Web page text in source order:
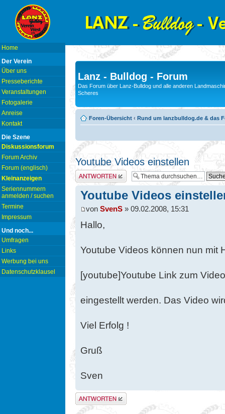
Home
Der Verein
Über uns
Presseberichte
Veranstaltungen
Fotogalerie
Anreise
Kontakt
Die Szene
Diskussionsforum
Forum Archiv
Forum (englisch)
Kleinanzeigen
Seriennummern
anmelden / suchen
Termine
Impressum
Und noch...
Umfragen
Links
Werbung bei uns
Datenschutzklausel
Lanz - Bulldog - Forum
Das Forum über Lanz-Bulldog und alle anderen
Scheres
Foren-Übersicht ‹ Rund um lanzbulldog.de & das
Youtube Videos einstellen
Antwort erstellen
Youtube Videos
von SvenS » 09.02.2008, 15:31
Hallo,
Youtube Videos können nun mit
[youtube]Youtube Link zum
eingestellt werden. Das Video
Viel Erfolg !
Gruß
Sven
Antwort erstellen